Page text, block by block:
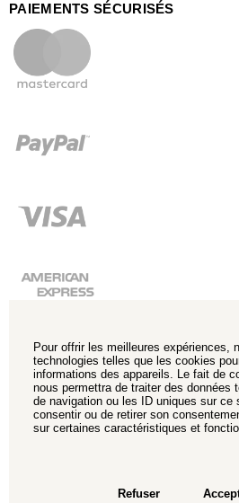
PAIEMENTS SÉCURISÉS
Pour offrir les meilleures expériences,
technologies telles que les cookies
informations des appareils. Le fait de
nous permettra de traiter des données
de navigation ou les ID uniques sur ce
consentir ou de retirer son
sur certaines caractéristiques et
Refuser